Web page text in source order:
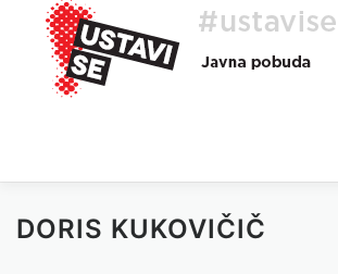
Preskoči
vsebino
O AKCIJI HEJ, TI, #USTAVISE
DORIS KUKOVIČIČ